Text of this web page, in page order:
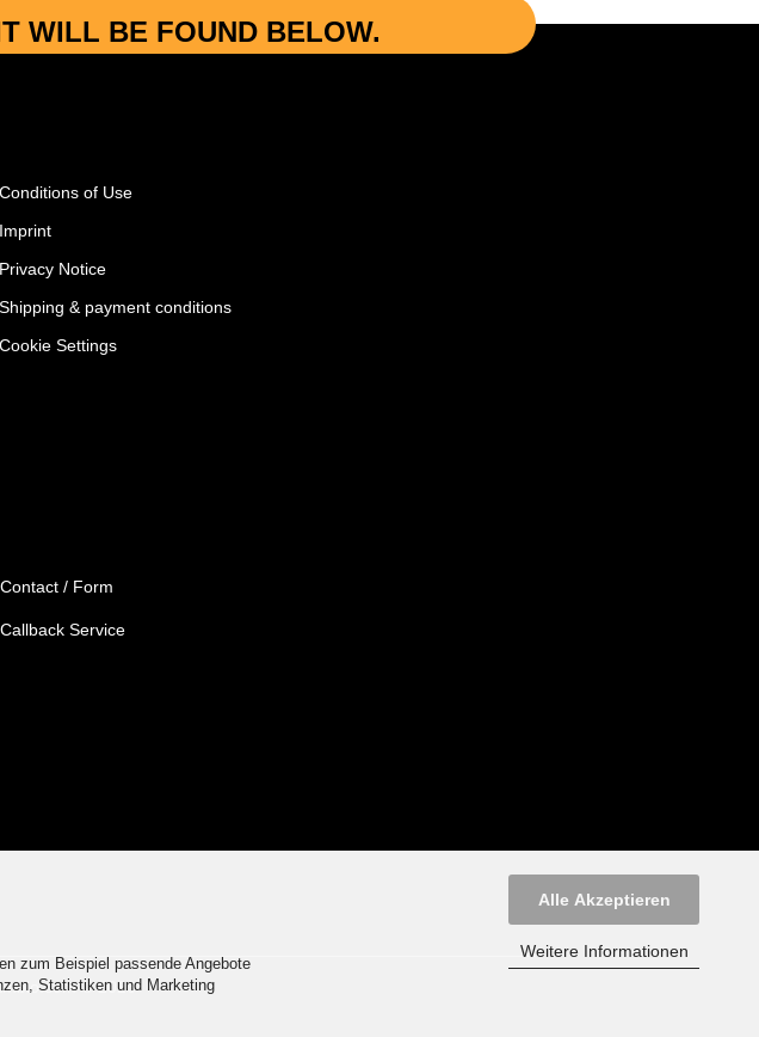
zum Beispiel passende Angebote
Statistiken und Marketing
Alle Akzeptieren
Weitere Informationen
WILL BE FOUND BELOW.
Conditions of Use
Imprint
Privacy Notice
Shipping & payment conditions
Cookie Settings
Contact / Form
Callback Service
© 2026